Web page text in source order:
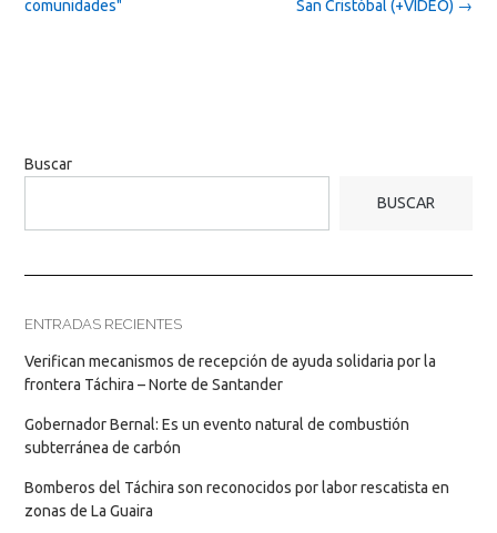
San Cristóbal (+VIDEO) →
comunidades"
Buscar
BUSCAR
ENTRADAS RECIENTES
Verifican mecanismos de recepción de ayuda solidaria por la
frontera Táchira – Norte de Santander
Gobernador Bernal: Es un evento natural de combustión
subterránea de carbón
Bomberos del Táchira son reconocidos por labor rescatista en
zonas de La Guaira